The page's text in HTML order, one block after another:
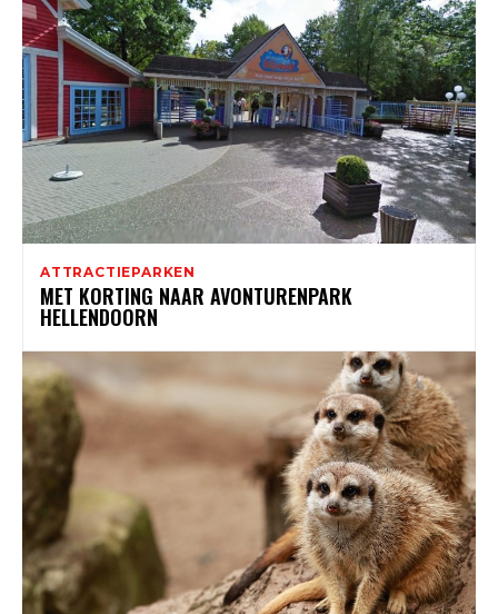
ATTRACTIEPARKEN
MET KORTING NAAR AVONTURENPARK
HELLENDOORN